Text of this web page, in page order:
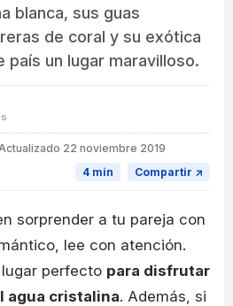
blanca, sus guas
de coral y su exótica
país un lugar maravilloso.
Actualizado 22 noviembre 2019
4 min
Compartir ↗
sorprender a tu pareja con
lee con atención.
perfecto para disfrutar
agua cristalina. Además, si